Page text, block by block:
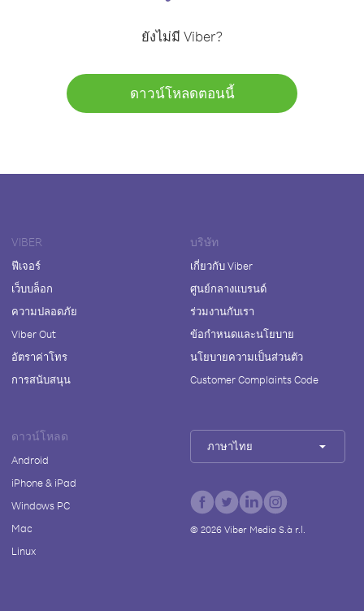
ยังไม่มี Viber?
ดาวน์โหลดตอนนี้
VIBER
ฟีเจอร์
เว็บบล็อก
ความปลอดภัย
Viber Out
อัตราค่าโทร
การสนับสนุน
บริษัท
เกี่ยวกับ Viber
ศูนย์กลางแบรนด์
ร่วมงานกับเรา
ข้อกำหนดและนโยบาย
นโยบายความเป็นส่วนตัว
Customer Complaints Code
ดาวน์โหลด
Android
iPhone & iPad
Windows PC
Mac
Linux
ภาษาไทย
© 2026Viber Media S.à r.l.